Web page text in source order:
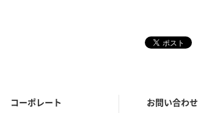
コーポレート お問い合わせ